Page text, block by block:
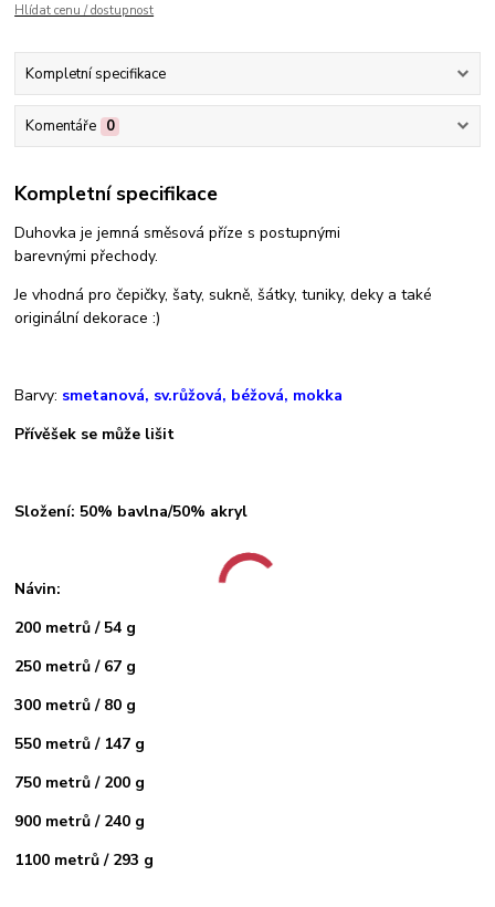
Hlídat cenu / dostupnost
Kompletní specifikace
Komentáře 0
Kompletní specifikace
Duhovka je jemná směsová příze s postupnými
barevnými přechody.
Je vhodná pro čepičky, šaty, sukně, šátky, tuniky, deky a také
originální dekorace :)
Barvy: smetanová, sv.růžová, béžová, mokka
Přívěšek se může lišit
Složení: 50% bavlna/50% akryl
Návin:
200 metrů / 54 g
250 metrů / 67 g
300 metrů / 80 g
550 metrů / 147 g
750 metrů / 200 g
900 metrů / 240 g
1100 metrů / 293 g